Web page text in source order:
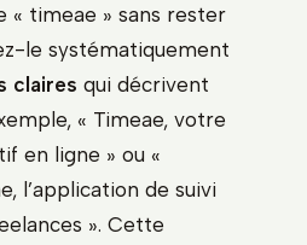
« timeae » sans rester
le systématiquement
claires qui décrivent
« Timeae, votre
en ligne » ou «
l’application de suivi
». Cette